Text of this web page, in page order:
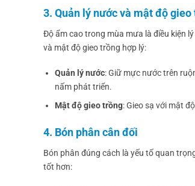
3. Quản lý nước và mật độ gieo
Độ ẩm cao trong mùa mưa là điều kiện
và mật độ gieo trồng hợp lý:
Quản lý nước: Giữ mực nước trên
nấm phát triển.
Mật độ gieo trồng: Gieo sạ với mật
4. Bón phân cân đối
Bón phân đúng cách là yếu tố quan
tốt hơn: